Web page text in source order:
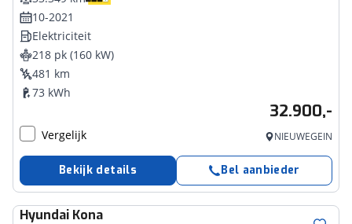
10-2021
Elektriciteit
218 pk (160 kW)
481 km
73 kWh
32.900,-
Vergelijk NIEUWEGEIN
Bekijk details Bel aanbieder
Hyundai Kona